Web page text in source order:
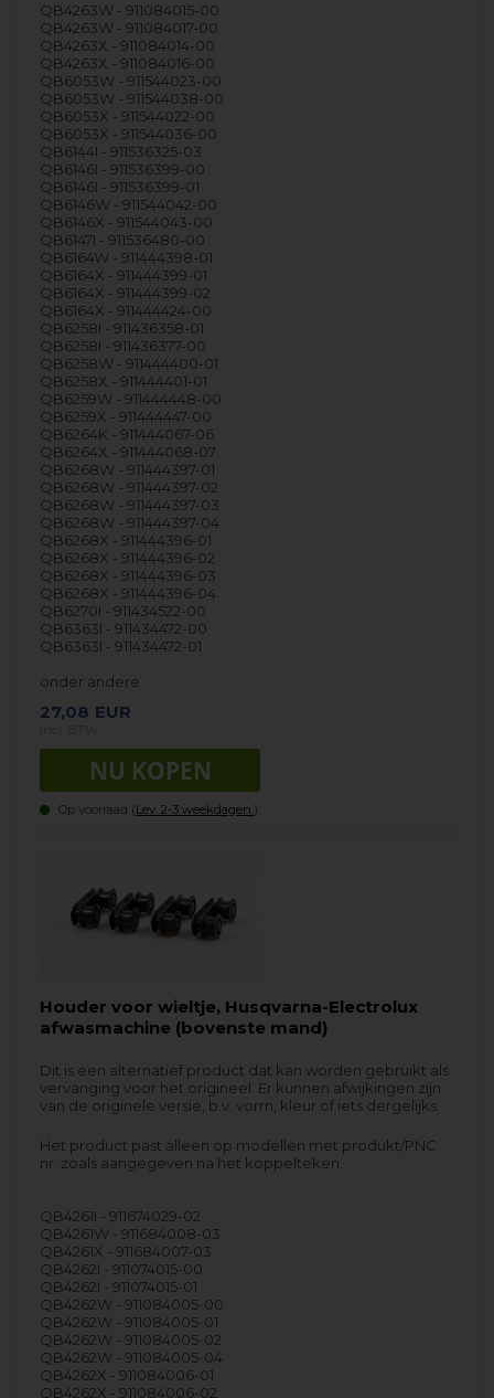
QB4263W - 911084015-00
QB4263W - 911084017-00
QB4263X - 911084014-00
QB4263X - 911084016-00
QB6053W - 911544023-00
QB6053W - 911544038-00
QB6053X - 911544022-00
QB6053X - 911544036-00
QB6144I - 911536325-03
QB6146I - 911536399-00
QB6146I - 911536399-01
QB6146W - 911544042-00
QB6146X - 911544043-00
QB6147I - 911536480-00
QB6164W - 911444398-01
QB6164X - 911444399-01
QB6164X - 911444399-02
QB6164X - 911444424-00
QB6258I - 911436358-01
QB6258I - 911436377-00
QB6258W - 911444400-01
QB6258X - 911444401-01
QB6259W - 911444448-00
QB6259X - 911444447-00
QB6264K - 911444067-06
QB6264X - 911444068-07
QB6268W - 911444397-01
QB6268W - 911444397-02
QB6268W - 911444397-03
QB6268W - 911444397-04
QB6268X - 911444396-01
QB6268X - 911444396-02
QB6268X - 911444396-03
QB6268X - 911444396-04
QB6270I - 911434522-00
QB6363I - 911434472-00
QB6363I - 911434472-01
onder andere
27,08 EUR
Op voorraad (Lev. 2-3 weekdagen. ).
Houder voor wieltje, Husqvarna-Electrolux
afwasmachine (bovenste mand)
Dit is een alternatief product dat kan worden gebruikt als
vervanging voor het origineel. Er kunnen afwijkingen zijn
van de originele versie, b.v. vorm, kleur of iets dergelijks.
Het product past alleen op modellen met produkt/PNC
nr. zoals aangegeven na het koppelteken.
QB4261I - 911674029-02
QB4261W - 911684008-03
QB4261X - 911684007-03
QB4262I - 911074015-00
QB4262I - 911074015-01
QB4262W - 911084005-00
QB4262W - 911084005-01
QB4262W - 911084005-02
QB4262W - 911084005-04
QB4262X - 911084006-01
QB4262X - 911084006-02